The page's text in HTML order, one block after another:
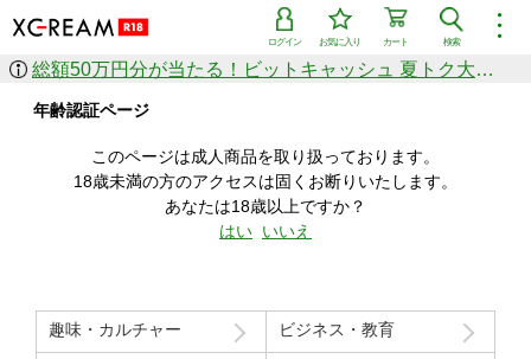
︙
検索
カート
お気に入り
ログイン
作品を探す
ジャンル
シリーズ
人気のセール中商品
新着セール中商品
すべての作品から探す
価格の安い順
価格の高い順
総額50万円分が当たる！ビットキャッシュ 夏トク大感謝祭
年齢認証ページ
このページは成人商品を取り扱っております。
18歳未満の方のアクセスは固くお断りいたします。
あなたは18歳以上ですか？
はい いいえ
趣味・カルチャー ビジネス・教育